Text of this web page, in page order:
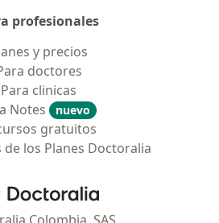
profesionales
y precios
doctores
Para clinicas
Notes
nuevo
gratuitos
de los Planes Doctoralia
Doctoralia - Página de inicio